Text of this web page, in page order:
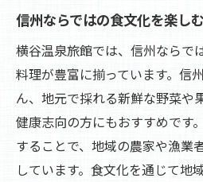
信州ならではの食文化を楽しむ
横谷温泉旅館では、信州ならで
料理が豊富に揃っています。信
ん、地元で採れる新鮮な野菜や
健康志向の方にもおすすめです
することで、地域の農家や漁業
しています。食文化を通じて地